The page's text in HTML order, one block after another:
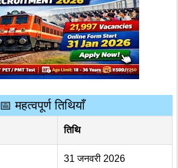
📅 महत्वपूर्ण तिथियाँ
तिथि
31 जनवरी 2026